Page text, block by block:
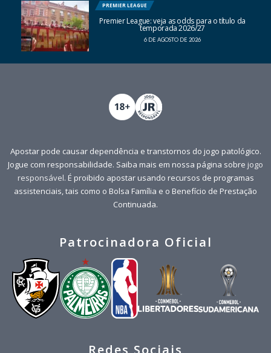
PREMIER LEAGUE
Premier League: veja as odds para o título da
temporada 2026/27
6 DE AGOSTO DE 2026
Apostar pode causar dependência e transtornos do jogo patológico.
Jogue com responsabilidade. Saiba mais em nossa página sobre jogo
responsável. É proibido apostar usando recursos de programas
assistenciais, tais como o Bolsa Família e o Benefício de Prestação
Continuada.
Patrocinadora Oficial
Redes Sociais